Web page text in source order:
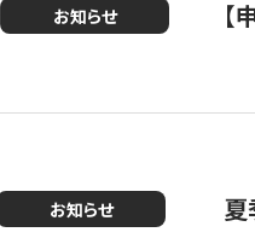
お知らせ
お知らせ 夏